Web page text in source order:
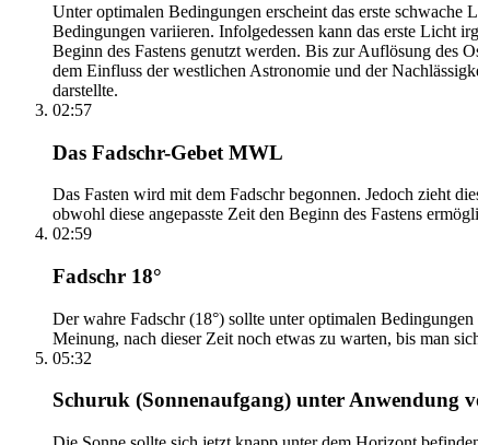
Unter optimalen Bedingungen erscheint das erste schwache
Bedingungen variieren. Infolgedessen kann das erste Licht
Beginn des Fastens genutzt werden. Bis zur Auflösung des
dem Einfluss der westlichen Astronomie und der
darstellte.
02:57
Das Fadschr-Gebet MWL
Das Fasten wird mit dem Fadschr begonnen. Jedoch zieht
obwohl diese angepasste Zeit den Beginn des Fastens
02:59
Fadschr 18°
Der wahre Fadschr (18°) sollte unter optimalen
Meinung, nach dieser Zeit noch etwas zu warten, bis man
05:32
Schuruk (Sonnenaufgang) unter Anwendung